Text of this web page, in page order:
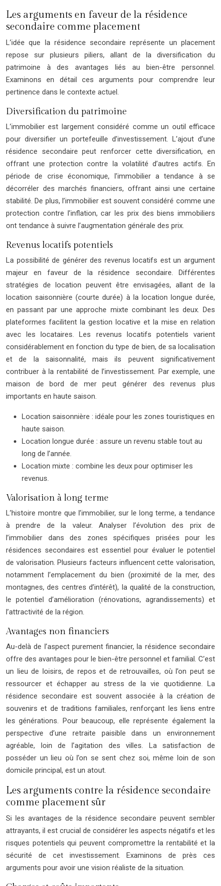
Les arguments en faveur de la résidence
secondaire comme placement
L’idée que la résidence secondaire représente un placement
repose sur plusieurs piliers, allant de la diversification du
patrimoine à des avantages liés au bien-être personnel.
Examinons en détail ces arguments pour comprendre leur
pertinence dans le contexte actuel.
Diversification du patrimoine
L’immobilier est largement considéré comme un outil efficace
pour diversifier un portefeuille d’investissement. L’ajout d’une
résidence secondaire peut renforcer cette diversification, en
offrant une protection contre la volatilité d’autres actifs. En
période de crise économique, l’immobilier a tendance à se
décorréler des marchés financiers, offrant ainsi une certaine
stabilité. De plus, l’immobilier est souvent considéré comme une
protection contre l’inflation, car les prix des biens immobiliers
ont tendance à suivre l’augmentation générale des prix.
Revenus locatifs potentiels
La possibilité de générer des revenus locatifs est un argument
majeur en faveur de la résidence secondaire. Différentes
stratégies de location peuvent être envisagées, allant de la
location saisonnière (courte durée) à la location longue durée,
en passant par une approche mixte combinant les deux. Des
plateformes facilitent la gestion locative et la mise en relation
avec les locataires. Les revenus locatifs potentiels varient
considérablement en fonction du type de bien, de sa localisation
et de la saisonnalité, mais ils peuvent significativement
contribuer à la rentabilité de l’investissement. Par exemple, une
maison de bord de mer peut générer des revenus plus
importants en haute saison.
Location saisonnière : idéale pour les zones touristiques en
haute saison.
Location longue durée : assure un revenu stable tout au
long de l’année.
Location mixte : combine les deux pour optimiser les
revenus.
Valorisation à long terme
L’histoire montre que l’immobilier, sur le long terme, a tendance
à prendre de la valeur. Analyser l’évolution des prix de
l’immobilier dans des zones spécifiques prisées pour les
résidences secondaires est essentiel pour évaluer le potentiel
de valorisation. Plusieurs facteurs influencent cette valorisation,
notamment l’emplacement du bien (proximité de la mer, des
montagnes, des centres d’intérêt), la qualité de la construction,
le potentiel d’amélioration (rénovations, agrandissements) et
l’attractivité de la région.
Avantages non financiers
Au-delà de l’aspect purement financier, la résidence secondaire
offre des avantages pour le bien-être personnel et familial. C’est
un lieu de loisirs, de repos et de retrouvailles, où l’on peut se
ressourcer et échapper au stress de la vie quotidienne. La
résidence secondaire est souvent associée à la création de
souvenirs et de traditions familiales, renforçant les liens entre
les générations. Pour beaucoup, elle représente également la
perspective d’une retraite paisible dans un environnement
agréable, loin de l’agitation des villes. La satisfaction de
posséder un lieu où l’on se sent chez soi, même loin de son
domicile principal, est un atout.
Les arguments contre la résidence secondaire
comme placement sûr
Si les avantages de la résidence secondaire peuvent sembler
attrayants, il est crucial de considérer les aspects négatifs et les
risques potentiels qui peuvent compromettre la rentabilité et la
sécurité de cet investissement. Examinons de près ces
arguments pour avoir une vision réaliste de la situation.